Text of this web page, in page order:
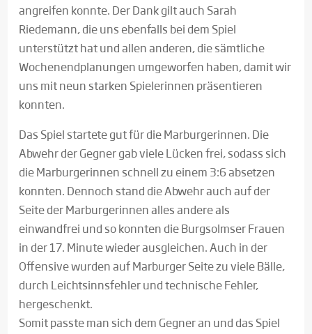
angreifen konnte. Der Dank gilt auch Sarah
Riedemann, die uns ebenfalls bei dem Spiel
unterstützt hat und allen anderen, die sämtliche
Wochenendplanungen umgeworfen haben, damit wir
uns mit neun starken Spielerinnen präsentieren
konnten.
Das Spiel startete gut für die Marburgerinnen. Die
Abwehr der Gegner gab viele Lücken frei, sodass sich
die Marburgerinnen schnell zu einem 3:6 absetzen
konnten. Dennoch stand die Abwehr auch auf der
Seite der Marburgerinnen alles andere als
einwandfrei und so konnten die Burgsolmser Frauen
in der 17. Minute wieder ausgleichen. Auch in der
Offensive wurden auf Marburger Seite zu viele Bälle,
durch Leichtsinnsfehler und technische Fehler,
hergeschenkt.
Somit passte man sich dem Gegner an und das Spiel